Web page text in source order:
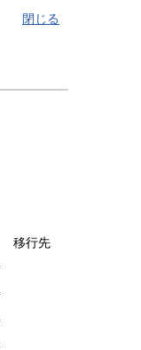
閉じる
移行先